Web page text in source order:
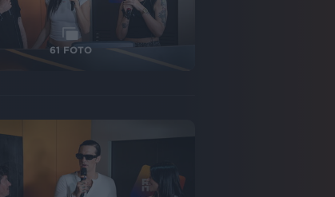
61 FOTO